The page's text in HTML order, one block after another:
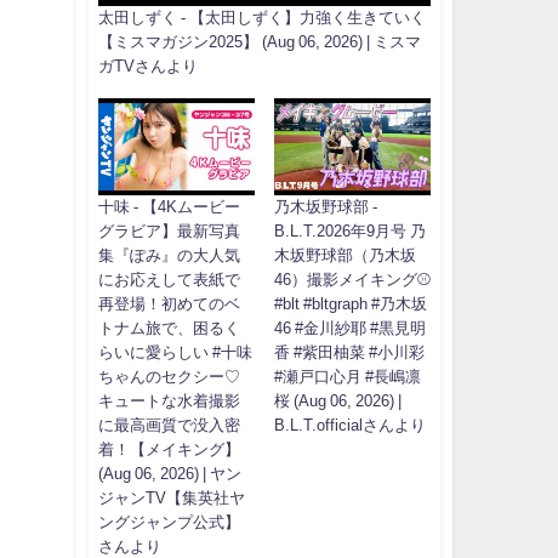
太田しずく - 【太田しずく】力強く生きていく
【ミスマガジン2025】 (Aug 06, 2026) | ミスマ
ガTVさんより
十味 - 【4Kムービー
グラビア】最新写真
集『ぽみ』の大人気
にお応えして表紙で
再登場！初めてのベ
トナム旅で、困るく
らいに愛らしい #十味
ちゃんのセクシー♡
キュートな水着撮影
に最高画質で没入密
着！【メイキング】
(Aug 06, 2026) | ヤン
ジャンTV【集英社ヤ
ングジャンプ公式】
さんより
乃木坂野球部 -
B.L.T.2026年9月号 乃
木坂野球部（乃木坂
46）撮影メイキング⚾️
#blt #bltgraph #乃木坂
46 #金川紗耶 #黒見明
香 #紫田柚菜 #小川彩
#瀬戸口心月 #長嶋凛
桜 (Aug 06, 2026) |
B.L.T.officialさんより